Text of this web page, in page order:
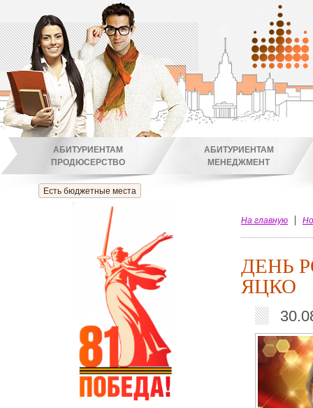
Есть бюджетные места
АБИТУРИЕНТАМ
ПРОДЮСЕРСТВО
АБИТУРИЕНТАМ
МЕНЕДЖМЕНТ
На главную
ДЕНЬ
ЯЦКО